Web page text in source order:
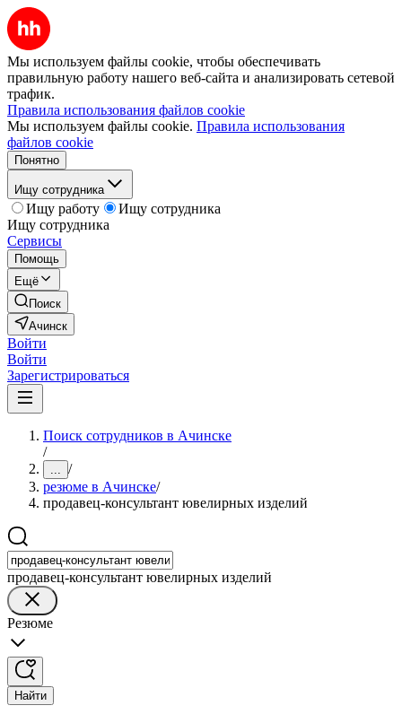
Мы используем файлы cookie, чтобы обеспечивать
правильную работу нашего веб-сайта и анализировать сетевой
трафик.
Правила использования файлов cookie
Мы используем файлы cookie. Правила использования
файлов cookie
Понятно
Ищу сотрудника
Ищу работу
Ищу сотрудника
Ищу сотрудника
Сервисы
Помощь
Ещё
Поиск
Ачинск
Войти
Войти
Зарегистрироваться
Поиск сотрудников в Ачинске
/
... /
резюме в Ачинске/
продавец-консультант ювелирных изделий
продавец-консультант ювелирных изделий
Резюме
Найти